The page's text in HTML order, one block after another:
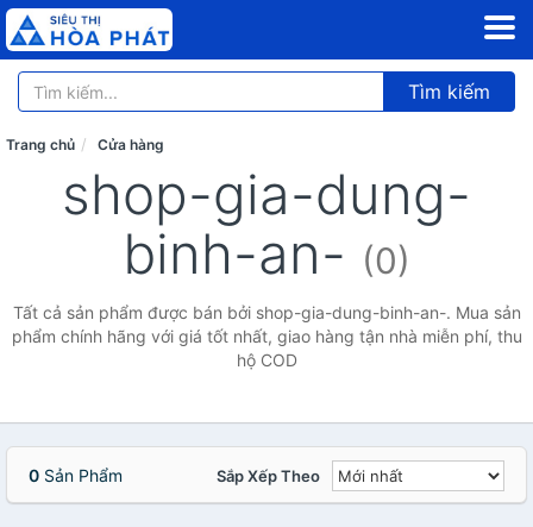
Tìm kiếm
Trang chủ Cửa hàng
shop-gia-dung-
binh-an- (0)
Tất cả sản phẩm được bán bởi shop-gia-dung-binh-an-. Mua sản
phẩm chính hãng với giá tốt nhất, giao hàng tận nhà miễn phí, thu
hộ COD
0 Sản Phẩm Sắp Xếp Theo